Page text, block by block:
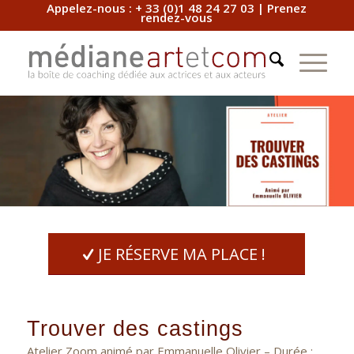
Appelez-nous : + 33 (0)1 48 24 27 03 | Prenez
rendez-vous
JE RÉSERVE MA PLACE !
Trouver des castings
Atelier Zoom animé par Emmanuelle Olivier – Durée :